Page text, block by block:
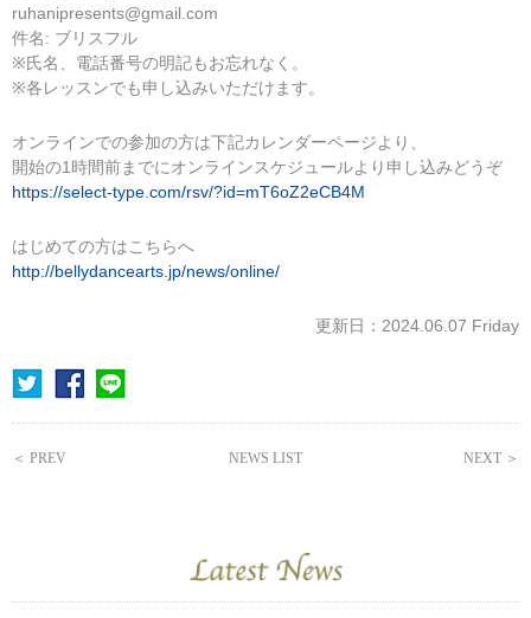
ruhanipresents@gmail.com
件名: ブリスフル
※氏名、電話番号の明記もお忘れなく。
※各レッスンでも申し込みいただけます。
オンラインでの参加の方は下記カレンダーページより、
開始の1時間前までにオンラインスケジュールより申し込みどうぞ
https://select-type.com/rsv/?id=mT6oZ2eCB4M
はじめての方はこちらへ
http://bellydancearts.jp/news/online/
更新日：2024.06.07 Friday
＜ PREV NEWS LIST NEXT ＞